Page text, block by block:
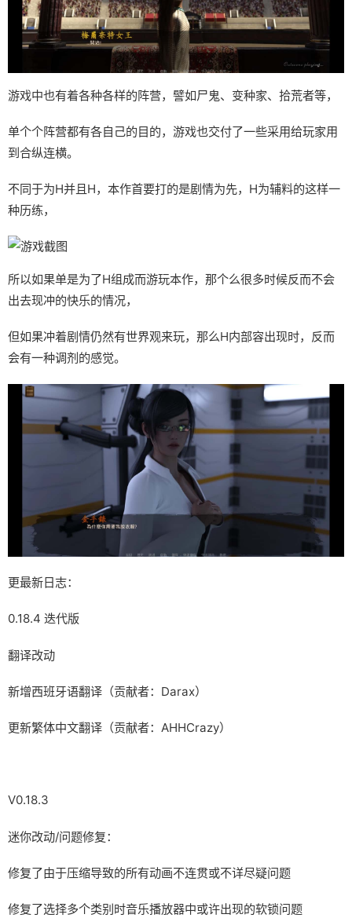
游戏中也有着各种各样的阵营，譬如尸鬼、变种家、拾荒者等，
单个个阵营都有各自己的目的，游戏也交付了一些采用给玩家用
到合纵连横。
不同于为H并且H，本作首要打的是剧情为先，H为辅料的这样一
种历练，
所以如果单是为了H组成而游玩本作，那个么很多时候反而不会
出去现冲的快乐的情况，
但如果冲着剧情仍然有世界观来玩，那么H内部容出现时，反而
会有一种调剂的感觉。
更最新日志：
0.18.4 迭代版
翻译改动
新增西班牙语翻译（贡献者：Darax）
更新繁体中文翻译（贡献者：AHHCrazy）
V0.18.3
迷你改动/问题修复：
修复了由于压缩导致的所有动画不连贯或不详尽疑问题
修复了选择多个类别时音乐播放器中或许出现的软锁问题